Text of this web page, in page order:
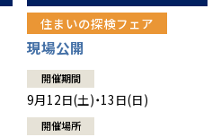
住まいの探検フェア
現場公開
開催期間
9月12日(土)・13日(日)
開催場所